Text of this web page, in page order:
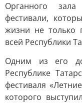
Органного
фестивали,
жизни не только
всей Республики
Одним из его
Республике
фестиваля
которого выступил